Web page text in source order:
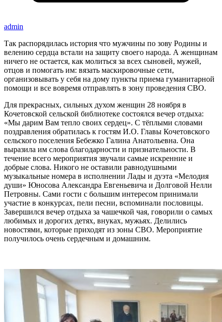
admin
Так распорядилась история что мужчины по зову Родины и
велению сердца встали на защиту своего народа. А женщинам
ничего не остается, как молиться за всех сыновей, мужей,
отцов и помогать им: вязать маскировочные сети,
организовывать у себя на дому пункты приема гуманитарной
помощи и все вовремя отправлять в зону проведения СВО.
Для прекрасных, сильных духом женщин 28 ноября в
Кочетовской сельской библиотеке состоялся вечер отдыха:
«Мы дарим Вам тепло своих сердец». С тёплыми словами
поздравления обратилась к гостям И.О. Главы Кочетовского
сельского поселения Бебежко Галина Анатольевна. Она
выразила им слова благодарности и признательности. В
течение всего мероприятия звучали самые искренние и
добрые слова. Никого не оставили равнодушными
музыкальные номера в исполнении Лады и дуэта «Мелодия
души» Юносова Александра Евгеньевича и Долговой Нелли
Петровны. Сами гости с большим интересом принимали
участие в конкурсах, пели песни, вспоминали пословицы.
Завершился вечер отдыха за чашечкой чая, говорили о самых
любимых и дорогих детях, внуках, мужьях. Делились
новостями, которые приходят из зоны СВО. Мероприятие
получилось очень сердечным и домашним.